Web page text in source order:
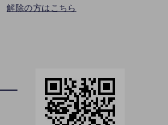
解除の方はこちら